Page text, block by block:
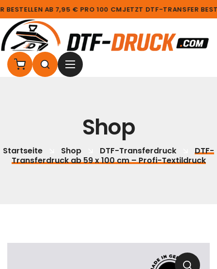
AB 7,95 € PRO 100 CMJETZT DTF-TRANSFER
Shop
Startseite Shop DTF-Transferdruck
DTF-
Transferdruck ab 59 x 100 cm – Profi-Textildruck